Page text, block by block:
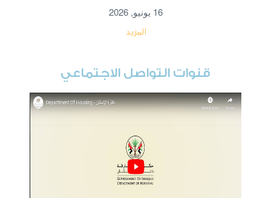
16 يونيو, 2026
المزيد
قنوات التواصل الاجتماعي